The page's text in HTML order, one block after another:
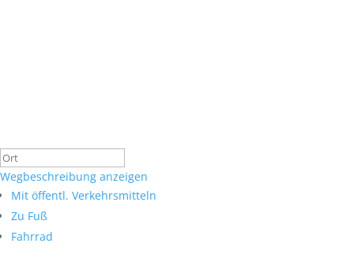
Wegbeschreibung anzeigen
Mit öffentl. Verkehrsmitteln
Zu Fuß
Fahrrad